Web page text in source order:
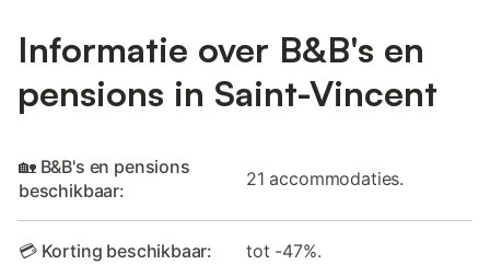
Informatie over B&B's en
pensions in Saint-Vincent
🏡 B&B's en pensions
beschikbaar:
21 accommodaties.
💳 Korting beschikbaar: tot -47%.